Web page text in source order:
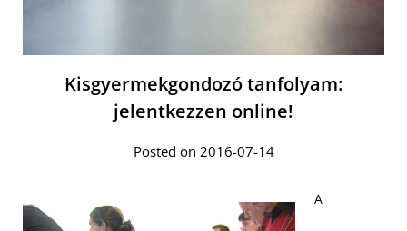
Kisgyermekgondozó tanfolyam:
jelentkezzen online!
Posted on 2016-07-14
A